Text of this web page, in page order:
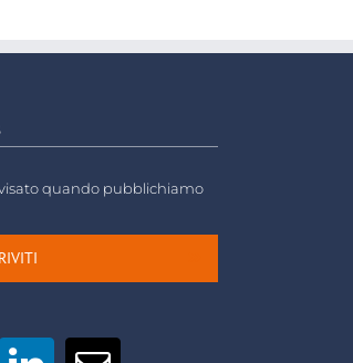
quando pubblichiamo